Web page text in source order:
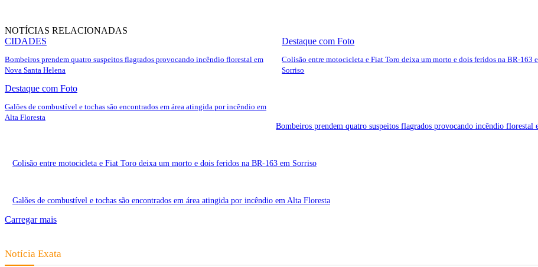
NOTÍCIAS RELACIONADAS
CIDADES
Bombeiros prendem quatro suspeitos flagrados provocando incêndio florestal em
Nova Santa Helena
Destaque com Foto
Colisão entre motocicleta e Fiat Toro deixa um morto e dois feridos na BR-163
Sorriso
Destaque com Foto
Galões de combustível e tochas são encontrados em área atingida por incêndio em
Alta Floresta
Bombeiros prendem quatro suspeitos flagrados provocando incêndio florestal
Colisão entre motocicleta e Fiat Toro deixa um morto e dois feridos na BR-163 em Sorriso
Galões de combustível e tochas são encontrados em área atingida por incêndio em Alta Floresta
Carregar mais
Notícia Exata